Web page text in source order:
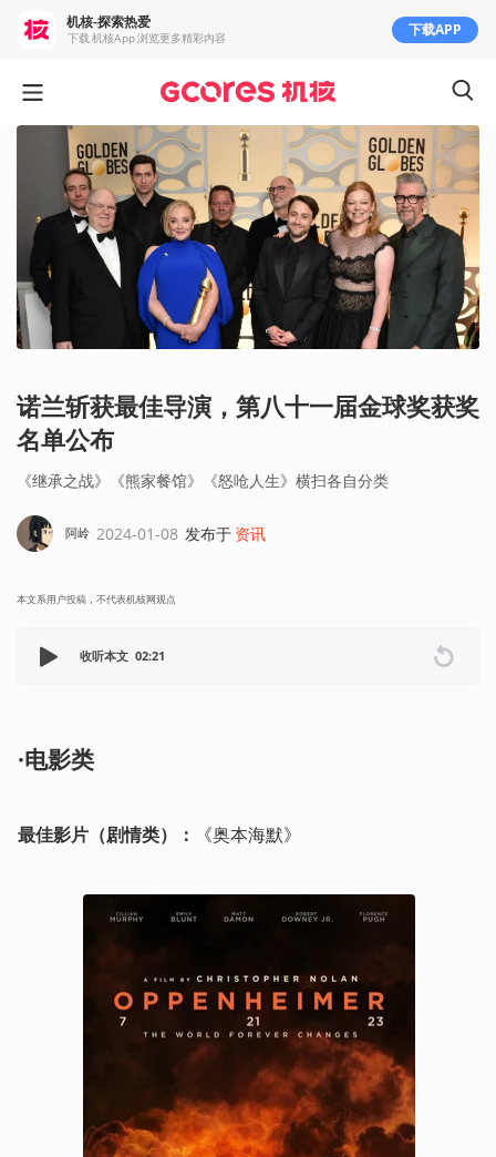
诺兰斩获最佳导演，第八十一届金球奖获奖
名单公布
《继承之战》《熊家餐馆》《怒呛人生》横扫各自分类
阿岭 2024-01-08 发布于 资讯
本文系用户投稿，不代表机核网观点
收听本文 02:21
·电影类
最佳影片（剧情类）： 《奥本海默》
机核-探索热爱
下载 机核App 浏览更多精彩内容 下载APP